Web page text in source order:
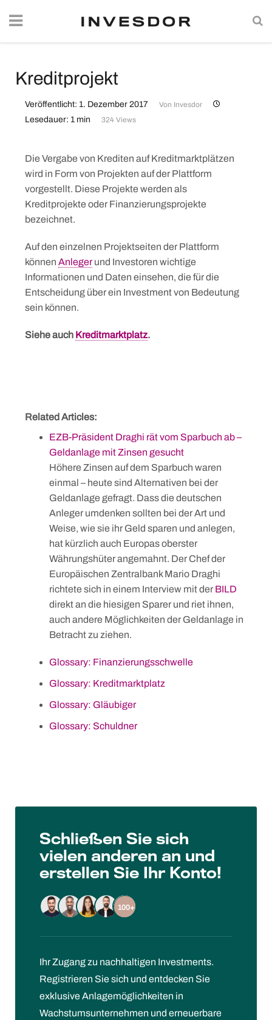
Kreditprojekt
Veröffentlicht: 1. Dezember 2017 Von Invesdor
Lesedauer: 1 min 324 Views
Die Vergabe von Krediten auf Kreditmarktplätzen
wird in Form von Projekten auf der Plattform
vorgestellt. Diese Projekte werden als
Kreditprojekte oder Finanzierungsprojekte
bezeichnet.
Auf den einzelnen Projektseiten der Plattform
können Anlegerund Investoren wichtige
Informationen und Daten einsehen, die für die
Entscheidung über ein Investment von Bedeutung
sein können.
Siehe auch Kreditmarktplatz.
Related Articles:
EZB-Präsident Draghi rät vom Sparbuch ab –
Geldanlage mit Zinsen gesucht
Höhere Zinsen auf dem Sparbuch waren
einmal – heute sind Alternativen bei der
Geldanlage gefragt. Dass die deutschen
Anleger umdenken sollten bei der Art und
Weise, wie sie ihr Geld sparen und anlegen,
hat kürzlich auch Europas oberster
Währungshüter angemahnt. Der Chef der
Europäischen Zentralbank Mario Draghi
richtete sich in einem Interview mit der BILD
direkt an die hiesigen Sparer und riet ihnen,
auch andere Möglichkeiten der Geldanlage in
Betracht zu ziehen.
Glossary: Finanzierungsschwelle
Glossary: Kreditmarktplatz
Glossary: Gläubiger
Glossary: Schuldner
Schließen Sie sich
vielen anderen an und
erstellen Sie Ihr Konto!
100+
Ihr Zugang zu nachhaltigen Investments.
Registrieren Sie sich und entdecken Sie
exklusive Anlagemöglichkeiten in
Wachstumsunternehmen und erneuerbare